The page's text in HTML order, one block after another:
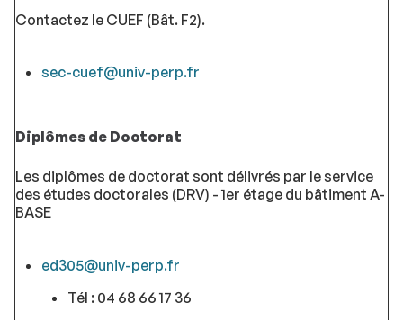
Contactez le CUEF (Bât. F2).
sec-cuef@univ-perp.fr
Diplômes de Doctorat
Les diplômes de doctorat sont délivrés par le service
des études doctorales (DRV) - 1er étage du bâtiment A-
BASE
ed305@univ-perp.fr
Tél : 04 68 66 17 36